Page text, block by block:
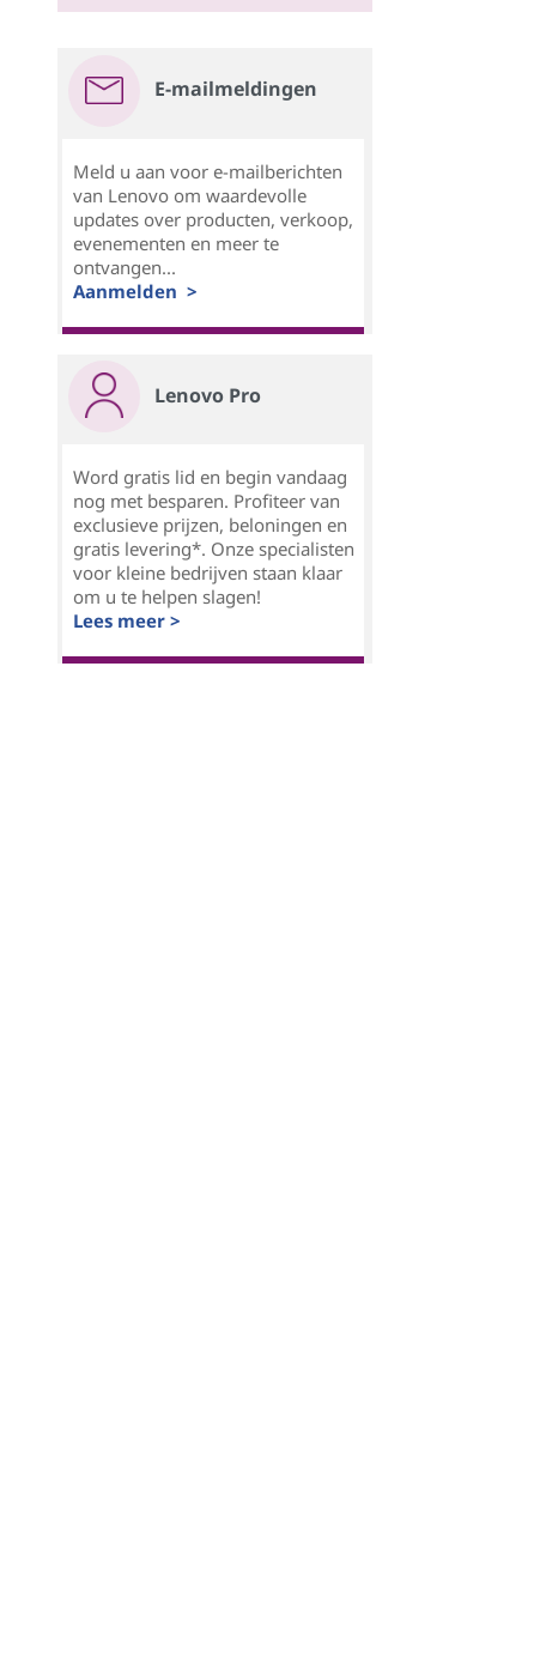
E-mailmeldingen
Meld u aan voor e-mailberichten
van Lenovo om waardevolle
updates over producten, verkoop,
evenementen en meer te
ontvangen...
Aanmelden >
Lenovo Pro
Word gratis lid en begin vandaag
nog met besparen. Profiteer van
exclusieve prijzen, beloningen en
gratis levering*. Onze specialisten
voor kleine bedrijven staan klaar
om u te helpen slagen!
Lees meer >